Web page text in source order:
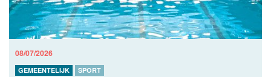
08/07/2026
GEMEENTELIJK SPORT